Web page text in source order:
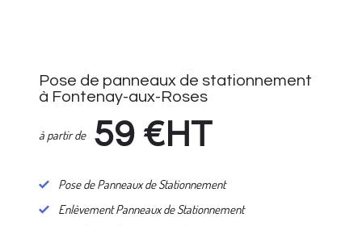
Pose de panneaux de stationnement
à Fontenay-aux-Roses
à partir de 59 €HT
Pose de Panneaux de Stationnement
Enlèvement Panneaux de Stationnement